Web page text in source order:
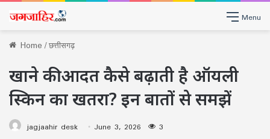
Menu
Home/छत्तीसगढ़
खाने की आदत कैसे बढ़ाती है ऑयली
स्किन का खतरा? इन बातों से समझें
jagjaahir desk June 3, 2026 3